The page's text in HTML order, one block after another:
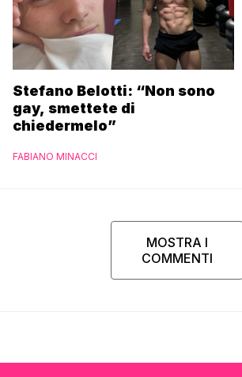
Stefano Belotti: “Non sono
gay, smettete di
chiedermelo”
FABIANO MINACCI
MOSTRA I
COMMENTI